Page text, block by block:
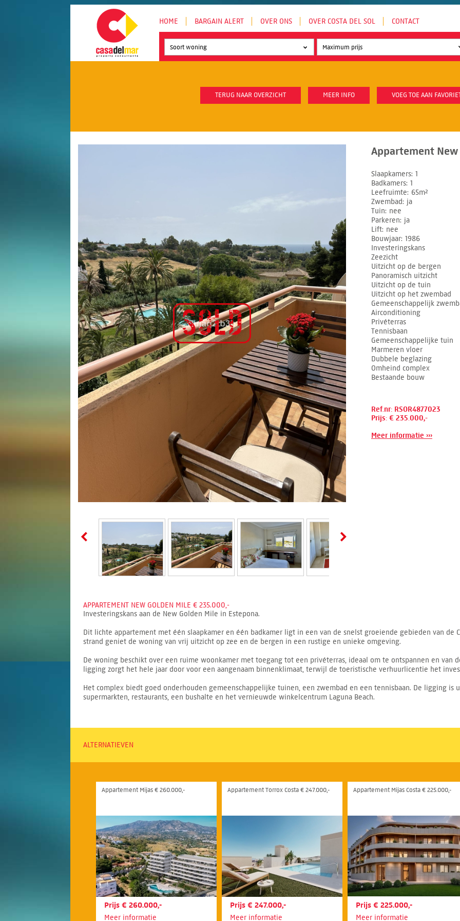
HOME BARGAIN ALERT OVER ONS OVER COSTA DEL SOL CONTACT
Soort woning
TERUG NAAR OVERZICHT MEER INFO VOEG TOE AAN
Appartement
Slaapkamers 1
Badkamers 1
Leefruimte 65m²
Zwembad
ja
Tuin nee
Parkeren ja
Lift nee
Bouwjaar 1986
Investeringskans
Zeezicht
Uitzicht op de bergen
Panoramisch uitzicht
Uitzicht op de tuin
Uitzicht op het zwembad
Gemeenschappelijk
Airconditioning
Privéterras
Tennisbaan
Gemeenschappelijke tuin
Marmeren vloer
Dubbele beglazing
Omheind complex
Bestaande bouw
Ref.nr: RSOR4877023
Prijs: € 235.000,-
Meer informatie ›››
APPARTEMENT NEW GOLDEN MILE € 235.000,-
Investeringskans aan de New Golden Mile in Estepona.
Dit lichte appartement met één slaapkamer en één badkamer ligt in een van de snelst groeiende gebieden van de
strand geniet de woning van vrij uitzicht op zee en de bergen in een rustige en unieke omgeving.
De woning beschikt over een ruime woonkamer met toegang tot een privéterras, ideaal om te ontspannen en van
ligging zorgt het hele jaar door voor een aangenaam binnenklimaat, terwijl de toeristische verhuurlicentie het
Het complex biedt goed onderhouden gemeenschappelijke tuinen, een zwembad en een tennisbaan. De ligging is
supermarkten, restaurants, een bushalte en het vernieuwde winkelcentrum Laguna Beach.
ALTERNATIEVEN
Appartement Mijas € 260.000,-
Prijs € 260.000,-
Meer informatie
Appartement Torrox Costa € 247.000,-
Prijs € 247.000,-
Meer informatie
Appartement Mijas Costa € 225.000,-
Prijs € 225.000,-
Meer informatie